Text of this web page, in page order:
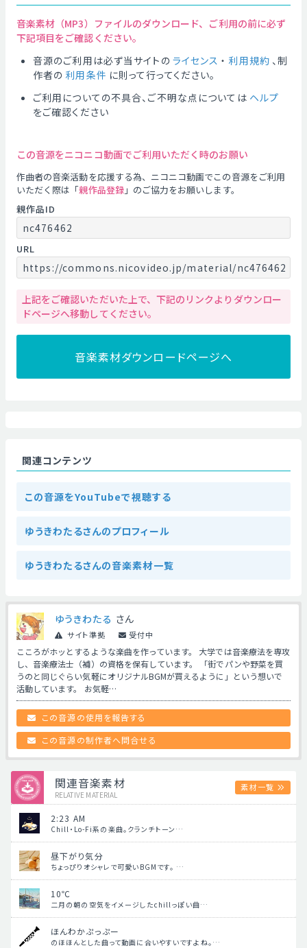
音楽素材（MP3）ファイルのダウンロード、ご利用の前に必ず
下記項目をご確認ください。
音源のご利用は必ず当サイトの ライセンス ・ 利用規約 、制
作者の 利用条件 に則って行ってください。
ご利用についての不具合、ご不明な点については ヘルプ
をご確認ください
この音源をニコニコ動画でご利用いただく時のお願い
作曲者の音楽活動を応援する為、ニコニコ動画でこの音源をご利用
いただく際は「親作品登録」のご協力をお願いします。
親作品ID
nc476462
URL
https://commons.nicovideo.jp/material/nc476462
上記をご確認いただいた上で、下記のリンクよりダウンロー
ドページへ移動してください。
音楽素材ダウンロードページへ
関連コンテンツ
この音源をYouTubeで視聴する
ゆうきわたるさんのプロフィール
ゆうきわたるさんの音楽素材一覧
ゆうきわたる さん
サイト準拠 受付中
こころがホッとするような楽曲を作っています。 大学では音楽療法を専攻
し、音楽療法士（補）の資格を保有しています。 「街でパンや野菜を買
うのと同じぐらい気軽にオリジナルBGMが買えるように」という想いで
活動しています。 お気軽…
この音源の使用を報告する
この音源の制作者へ問合せる
関連音楽素材
RELATIVE MATERIAL
素材一覧
2:23 AM
Chill・Lo-Fi系の楽曲。クランチトーン…
昼下がり気分
ちょっぴりオシャレで可愛いBGMです。 …
10℃
二月の朝の空気をイメージしたchillっぽい曲…
ほんわかぷっぷー
のほほんとした曲って動画に合いやすいですよね。…